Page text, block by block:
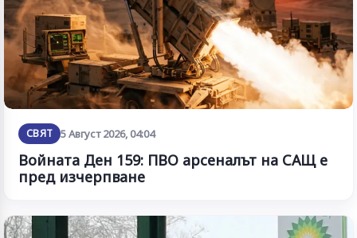
СВЯТ 5 Август 2026, 04:04
Войната Ден 159: ПВО арсеналът на САЩ е
пред изчерпване